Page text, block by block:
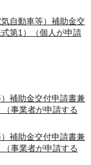
自動車等）補助金交
第1）（個人が申請
補助金交付申請書兼
事業者が申請する
補助金交付申請書兼
事業者が申請する